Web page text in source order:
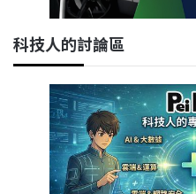
科技人的討論區